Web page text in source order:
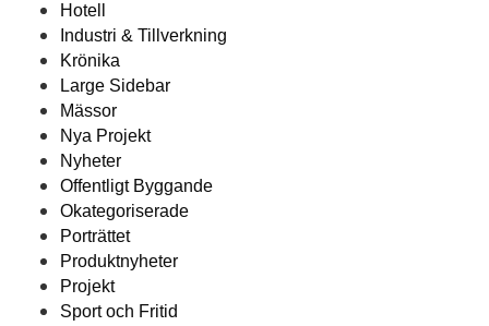
Hotell
Industri & Tillverkning
Krönika
Large Sidebar
Mässor
Nya Projekt
Nyheter
Offentligt Byggande
Okategoriserade
Porträttet
Produktnyheter
Projekt
Sport och Fritid